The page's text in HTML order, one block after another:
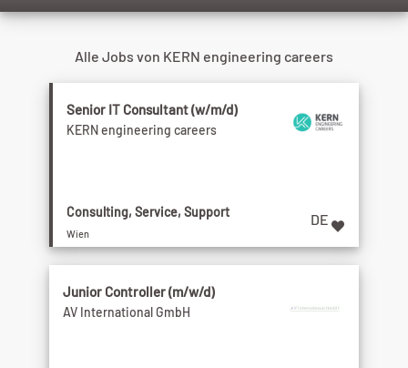
Alle Jobs von KERN engineering careers
Senior IT Consultant (w/m/d)
KERN engineering careers
Consulting, Service, Support
Wien
DE
Junior Controller (m/w/d)
AV International GmbH